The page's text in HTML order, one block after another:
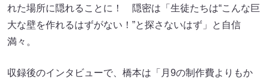
れた場所に隠れることに！ 隠密は「生徒たちは“こんな巨
大な壁を作れるはずがない！”と探さないはず」と自信
満々。
収録後のインタビューで、橋本は「月9の制作費よりもか